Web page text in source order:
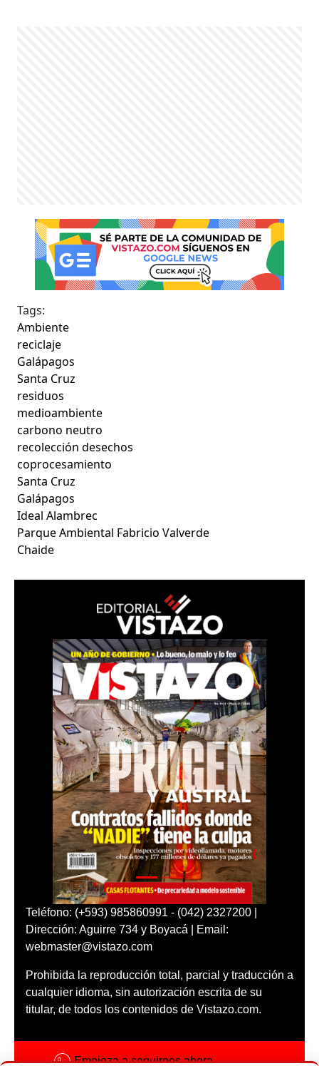
Tags:
Ambiente
reciclaje
Galápagos
Santa Cruz
residuos
medioambiente
carbono neutro
recolección desechos
coprocesamiento
Santa Cruz
Galápagos
Ideal Alambrec
Parque Ambiental Fabricio Valverde
Chaide
Teléfono: (+593) 985860991 - (042) 2327200 |
Dirección: Aguirre 734 y Boyacá | Email:
webmaster@vistazo.com
Prohibida la reproducción total, parcial y traducción a
cualquier idioma, sin autorización escrita de su
titular, de todos los contenidos de Vistazo.com.
Empieza a seguirnos ahora